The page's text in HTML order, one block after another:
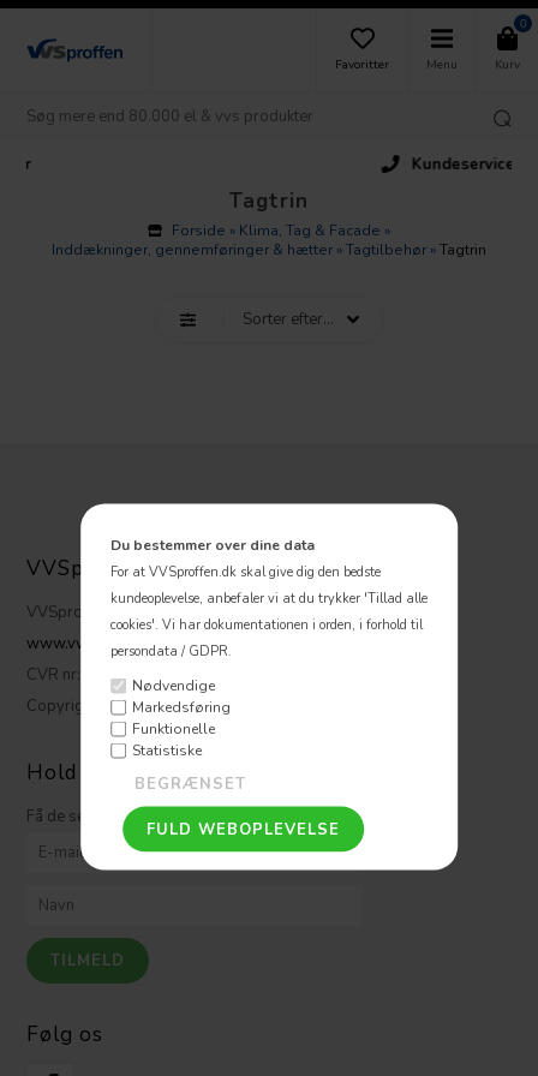
Du bestemmer over dine data
For at VVSproffen.dk skal give dig den bedste
kundeoplevelse, anbefaler vi at du trykker 'Tillad alle
cookies'. Vi har dokumentationen i orden, i forhold til
persondata / GDPR.
Nødvendige
Markedsføring
Funktionelle
Statistiske
Favoritter Menu
0
Kurv
Kundeservice
Tagtrin
Forside » Klima, Tag & Facade »
Inddækninger, gennemføringer & hætter»Tagtilbehør»Tagtrin
VVSpoffen ApS
VVSproffen.dk ApS
www.vvsproffen.dk
CVR nr: 32 47 17 06
Copyright © VVSproffen
Hold dig opdateret
Få de seneste nyheder på mail fra VVSproffen.dk
Følg os